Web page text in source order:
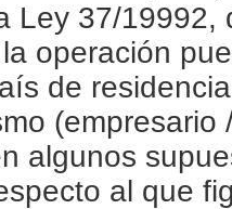
Ley 37/
operación
de
algunos
al que